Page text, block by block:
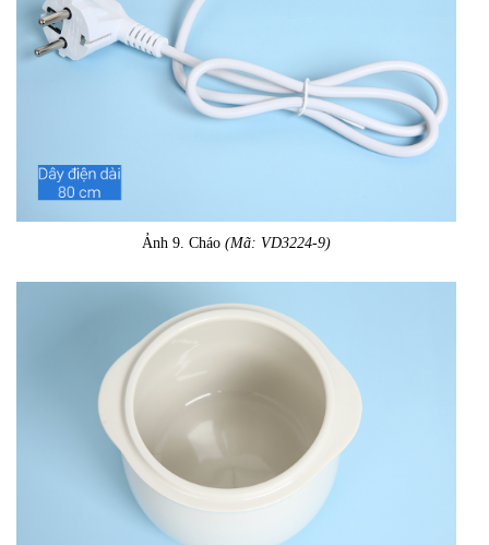
Ảnh 9. Cháo (Mã: VD3224-9)